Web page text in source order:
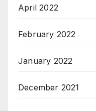
April 2022
February 2022
January 2022
December 2021